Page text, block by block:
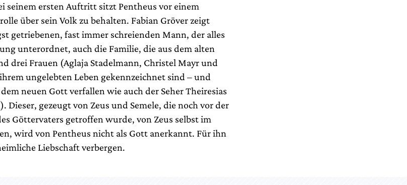
seinem ersten Auftritt sitzt Pentheus vor einem
über sein Volk zu behalten. Fabian Gröver zeigt
getriebenen, fast immer schreienden Mann, der alles
unterordnet, auch die Familie, die aus dem alten
drei Frauen (Aglaja Stadelmann, Christel Mayr und
ungelebten Leben gekennzeichnet sind – und
neuen Gott verfallen wie auch der Seher Theiresias
Dieser, gezeugt von Zeus und Semele, die noch vor der
Göttervaters getroffen wurde, von Zeus selbst im
wird von Pentheus nicht als Gott anerkannt. Für ihn
Liebschaft verbergen.